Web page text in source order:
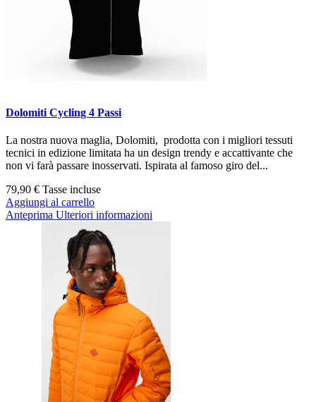
Dolomiti Cycling 4 Passi
La nostra nuova maglia, Dolomiti, prodotta con i migliori tessuti
tecnici in edizione limitata ha un design trendy e accattivante che
non vi farà passare inosservati. Ispirata al famoso giro del...
79,90 € Tasse incluse
Aggiungi al carrello
Anteprima Ulteriori informazioni